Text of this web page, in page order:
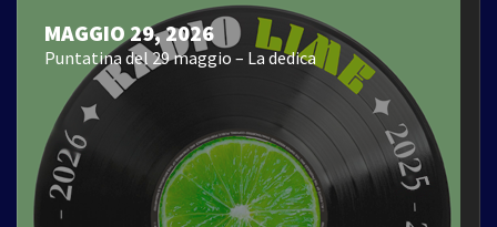
MAGGIO 29, 2026
Puntatina del 29 maggio – La dedica